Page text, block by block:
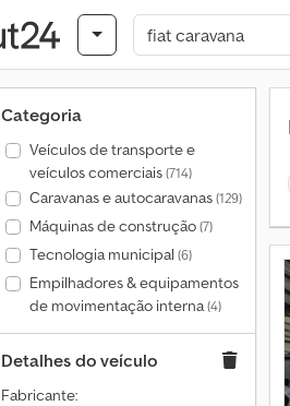
Categoria
Veículos de transporte e
veículos comerciais(714)
Caravanas e autocaravanas(129)
Máquinas de construção(7)
Tecnologia municipal (6)
Empilhadores & equipamentos
de movimentação interna(4)
Detalhes do veículo
Fabricante: